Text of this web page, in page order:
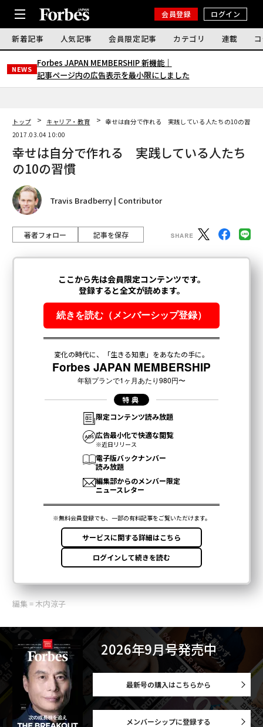
会員登録 ログイン
新着記事 人気記事 会員限定記事 カテゴリ 連載
NEWS
Forbes JAPAN MEMBERSHIP 新機能｜
記事ページ内の広告表示を最小限にしました
トップ キャリア・教育
幸せは自分で作れる 実践している人たちの10の習慣
2017.03.04 10:00
幸せは自分で作れる 実践している人たち
の10の習慣
Travis Bradberry | Contributor
著者フォロー 記事を保存
編集 = 木内涼子
2026年9月号発売中
最新号の購入はこちらから
メンバーシップに登録する